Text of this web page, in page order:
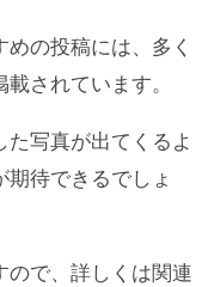
の投稿には、多く
されています。
写真が出てくるよ
期待できるでしょ
ので、詳しくは関連